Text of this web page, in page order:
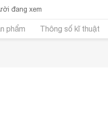
đang xem
phẩm Thông số kĩ thuật